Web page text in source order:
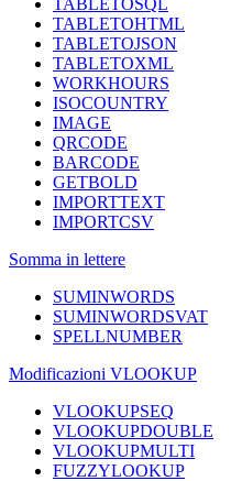
TABLETOSQL
TABLETOHTML
TABLETOJSON
TABLETOXML
WORKHOURS
ISOCOUNTRY
IMAGE
QRCODE
BARCODE
GETBOLD
IMPORTTEXT
IMPORTCSV
Somma in lettere
SUMINWORDS
SUMINWORDSVAT
SPELLNUMBER
Modificazioni VLOOKUP
VLOOKUPSEQ
VLOOKUPDOUBLE
VLOOKUPMULTI
FUZZYLOOKUP